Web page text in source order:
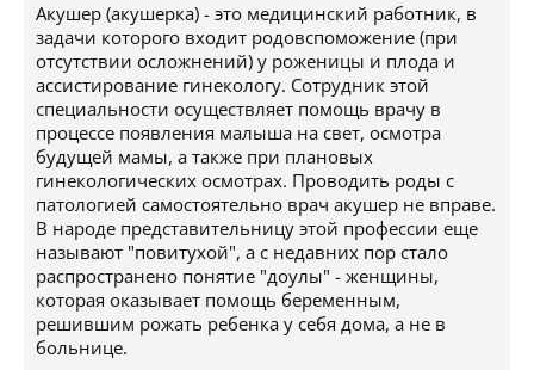
Акушер (акушерка) - это медицинский работник, в
задачи которого входит родовспоможение (при
отсутствии осложнений) у роженицы и плода и
ассистирование гинекологу. Сотрудник этой
специальности осуществляет помощь врачу в
процессе появления малыша на свет, осмотра
будущей мамы, а также при плановых
гинекологических осмотрах. Проводить роды с
патологией самостоятельно врач акушер не вправе.
В народе представительницу этой профессии еще
называют "повитухой", а с недавних пор стало
распространено понятие "доулы" - женщины,
которая оказывает помощь беременным,
решившим рожать ребенка у себя дома, а не в
больнице.